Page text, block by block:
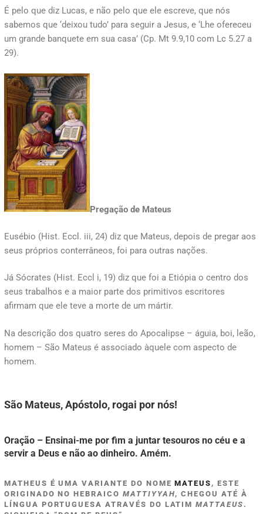
É pelo que diz Lucas, e não pelo que ele escreve, que nós
sabemos que ‘deixou tudo’ para seguir a Jesus, e ‘Lhe ofereceu
um grande banquete em sua casa’ (Cp. Mt 9.9,10 com Lc 5.27 a
29).
Pregação de Mateus
Eusébio (Hist. Eccl. iii, 24) diz que Mateus, depois de pregar aos
seus próprios conterrâneos, foi para outras nações.
Já Sócrates (Hist. Eccl i, 19) diz que foi a Etiópia o centro dos
seus trabalhos e a maior parte dos primitivos escritores
afirmam que ele teve a morte de um mártir.
Na descrição dos quatro seres do Apocalipse – águia, boi, leão,
homem – São Mateus é associado àquele com aspecto de
homem.
São Mateus, Apóstolo, rogai por nós!
Oração – Ensinai-me por fim a juntar tesouros no céu e a
servir a Deus e não ao dinheiro. Amém.
MATHEUS É UMA VARIANTE DO NOMEMATEUS , ESTE
ORIGINADO NO HEBRAICO MATTIYYAH, CHEGOU ATÉ À
LÍNGUA PORTUGUESA ATRAVÉS DO LATIMMATTAEUS .